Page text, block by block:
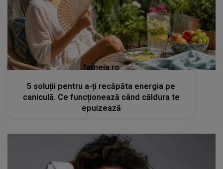
femeia.ro
5 soluții pentru a-ți recăpăta energia pe
caniculă. Ce funcționează când căldura te
epuizează